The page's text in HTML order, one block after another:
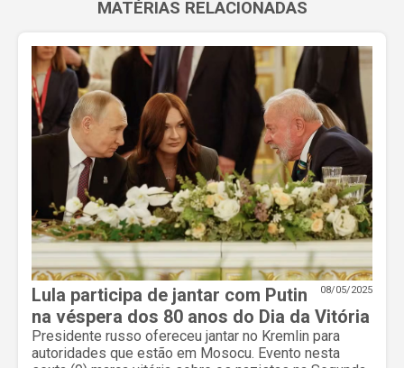
MATÉRIAS RELACIONADAS
08/05/2025
Lula participa de jantar com Putin
na véspera dos 80 anos do Dia da Vitória
Presidente russo ofereceu jantar no Kremlin para
autoridades que estão em Mosocu. Evento nesta